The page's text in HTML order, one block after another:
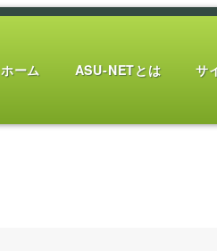
ホーム ASU-NETとは サ